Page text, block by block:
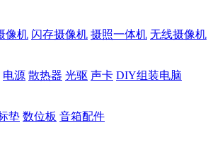
像机 闪存摄像机 摄照一体机 无线摄像机
电源 散热器 光驱 声卡 DIY组装电脑
垫 数位板 音箱配件